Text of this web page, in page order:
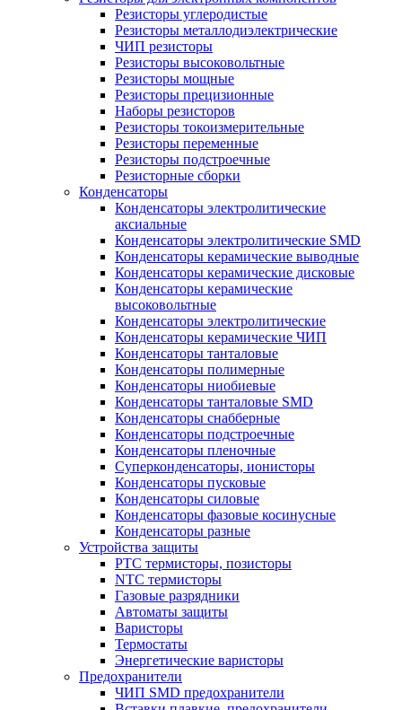
Резисторы углеродистые
Резисторы металлодиэлектрические
ЧИП резисторы
Резисторы высоковольтные
Резисторы мощные
Резисторы прецизионные
Наборы резисторов
Резисторы токоизмерительные
Резисторы переменные
Резисторы подстроечные
Резисторные сборки
Конденсаторы
Конденсаторы электролитические
аксиальные
Конденсаторы электролитические SMD
Конденсаторы керамические выводные
Конденсаторы керамические дисковые
Конденсаторы керамические
высоковольтные
Конденсаторы электролитические
Конденсаторы керамические ЧИП
Конденсаторы танталовые
Конденсаторы полимерные
Конденсаторы ниобиевые
Конденсаторы танталовые SMD
Конденсаторы снабберные
Конденсаторы подстроечные
Конденсаторы пленочные
Суперконденсаторы, ионисторы
Конденсаторы пусковые
Конденсаторы силовые
Конденсаторы фазовые косинусные
Конденсаторы разные
Устройства защиты
PTC термисторы, позисторы
NTC термисторы
Газовые разрядники
Автоматы защиты
Варисторы
Термостаты
Энергетические варисторы
Предохранители
ЧИП SMD предохранители